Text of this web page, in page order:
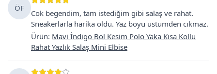
ÖF
Cok begendim, tam istediğim gibi salaş ve rahat.
Sneakerlarla harika oldu. Yaz boyu ustumden cıkmaz.
Ürün: Mavi İndigo Bol Kesim Polo Yaka Kısa Kollu
Rahat Yazlık Salaş Mini Elbise